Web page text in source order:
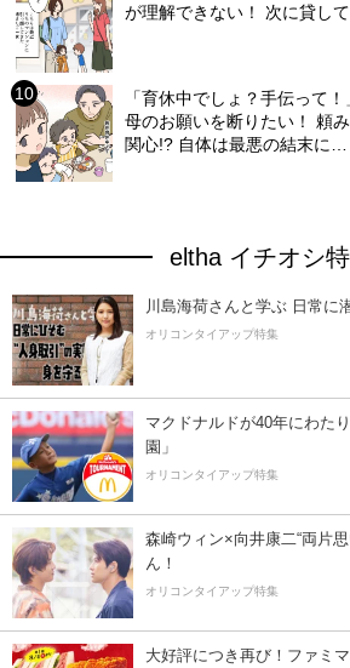
が理解できない！ 次に貸し
「育休中でしょ？手伝って
母のお願いを断りたい！ 頼
関心!? 自体は最悪の結末に…
eltha イチオシ
川島海荷さんと学ぶ 日常に
オリコンタイアップ特集
マクドナルドが40年にわた
園」
オリコンタイアップ特集
森崎ウィン×向井康二“両片
ん！
オリコンタイアップ特集
大好評につき再び！ファミ